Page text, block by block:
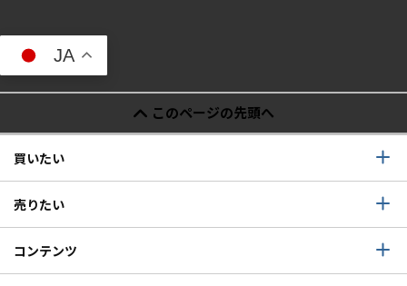
JA
このページの先頭へ
買いたい
売りたい
コンテンツ